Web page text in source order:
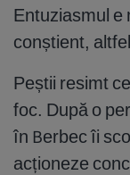
Entuziasmul e
conștient,
Peștii resimt
foc. După o
în Berbec îi
acționeze